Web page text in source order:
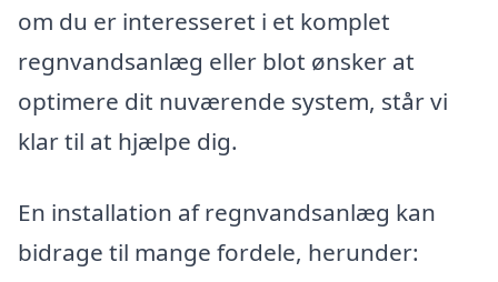
om du er interesseret i et komplet
regnvandsanlæg eller blot ønsker at
optimere dit nuværende system, står vi
klar til at hjælpe dig.
En installation af regnvandsanlæg kan
bidrage til mange fordele, herunder: